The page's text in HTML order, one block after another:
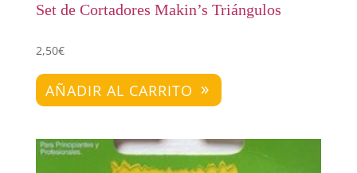
Set de Cortadores Makin’s Triángulos
2,50€
AÑADIR AL CARRITO